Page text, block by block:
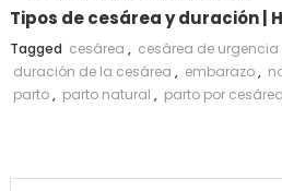
Tipos de cesárea y duración |
Tagged cesárea , cesárea de urgencia
duración de la cesárea , embarazo,
parto, parto natural , parto por cesárea